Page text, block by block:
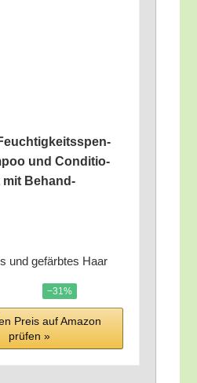
und Con­di­tio­
mit Behand­
und gefärb­tes Haar
−31%
Preis auf Ama­zon
prü­fen »